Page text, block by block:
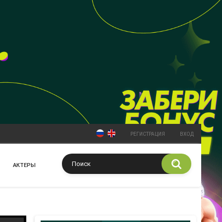
РЕГИСТРАЦИЯ ВХОД
АКТЕРЫ